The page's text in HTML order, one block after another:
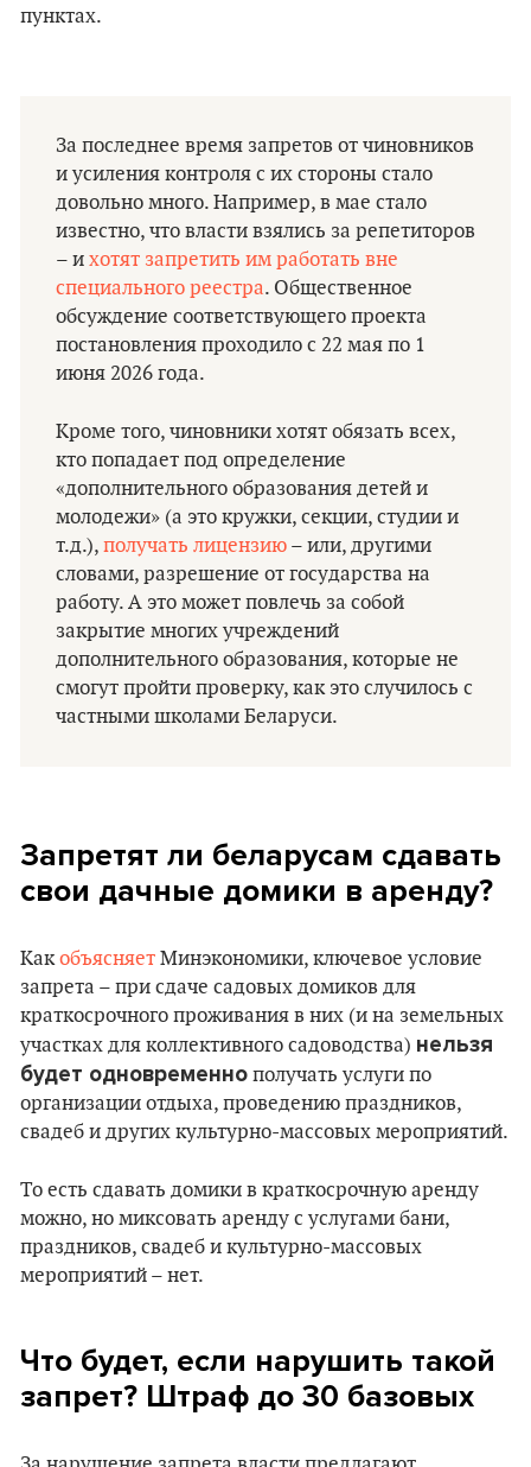
пунктах.
За последнее время запретов от чиновников
и усиления контроля с их стороны стало
довольно много. Например, в мае стало
известно, что власти взялись за репетиторов
– и хотят запретить им работать вне
специального реестра. Общественное
обсуждение соответствующего проекта
постановления проходило с 22 мая по 1
июня 2026 года.
Кроме того, чиновники хотят обязать всех,
кто попадает под определение
«дополнительного образования детей и
молодежи» (а это кружки, секции, студии и
т.д.), получать лицензию – или, другими
словами, разрешение от государства на
работу. А это может повлечь за собой
закрытие многих учреждений
дополнительного образования, которые не
смогут пройти проверку, как это случилось с
частными школами Беларуси.
Запретят ли беларусам сдавать
свои дачные домики в аренду?
Какобъясняет Минэкономики, ключевое условие
запрета – при сдаче садовых домиков для
краткосрочного проживания в них (и на земельных
участках для коллективного садоводства) нельзя
будет одновременно получать услуги по
организации отдыха, проведению праздников,
свадеб и других культурно-массовых мероприятий.
То есть сдавать домики в краткосрочную аренду
можно, но миксовать аренду с услугами бани,
праздников, свадеб и культурно-массовых
мероприятий – нет.
Что будет, если нарушить такой
запрет? Штраф до 30 базовых